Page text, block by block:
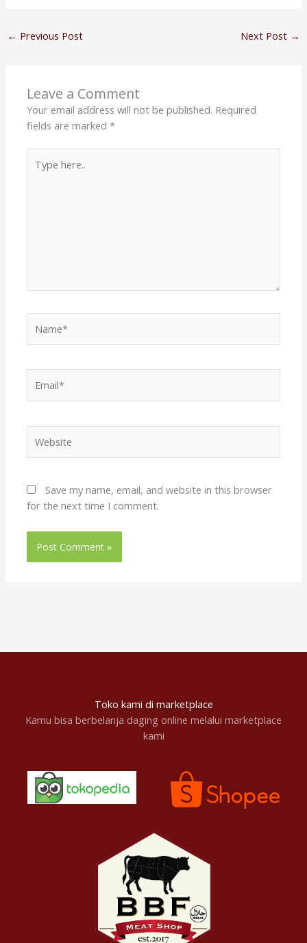
← Previous Post Next Post →
Leave a Comment
Your email address will not be published. Required
fields are marked*
here..
Save my name, email, and website in this browser
for the next time I comment.
Toko kami di marketplace
Kamu bisa berbelanja daging online melalui marketplace
kami